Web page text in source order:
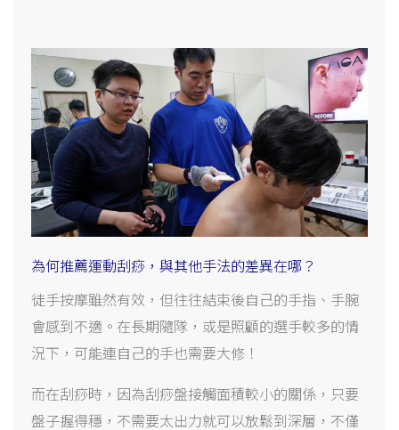
為何推薦運動刮痧，與其他手法的差異在哪？
徒手按摩雖然有效，但往往結束後自己的手指、手腕
會感到不適。在長期隨隊，或是照顧的選手較多的情
況下，可能連自己的手也需要大修！
而在刮痧時，因為刮痧盤接觸面積較小的關係，只要
盤子握得穩，不需要太出力就可以放鬆到深層，不僅